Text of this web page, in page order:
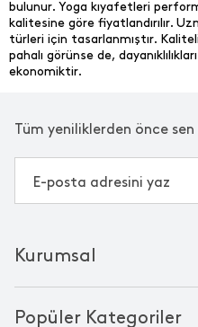
bulunur. Yoga kıyafetleri
kalitesine göre fiyatlandırılır.
türleri için tasarlanmıştır.
pahalı görünse de,
ekonomiktir.
Tüm yeniliklerden önce
Popüler Kategoriler
Kurumsal
Kurumsal Satış